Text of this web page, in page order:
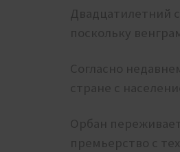
Двадцатилетний
поскольку
Согласно
стране с
Орбан
премьерство с